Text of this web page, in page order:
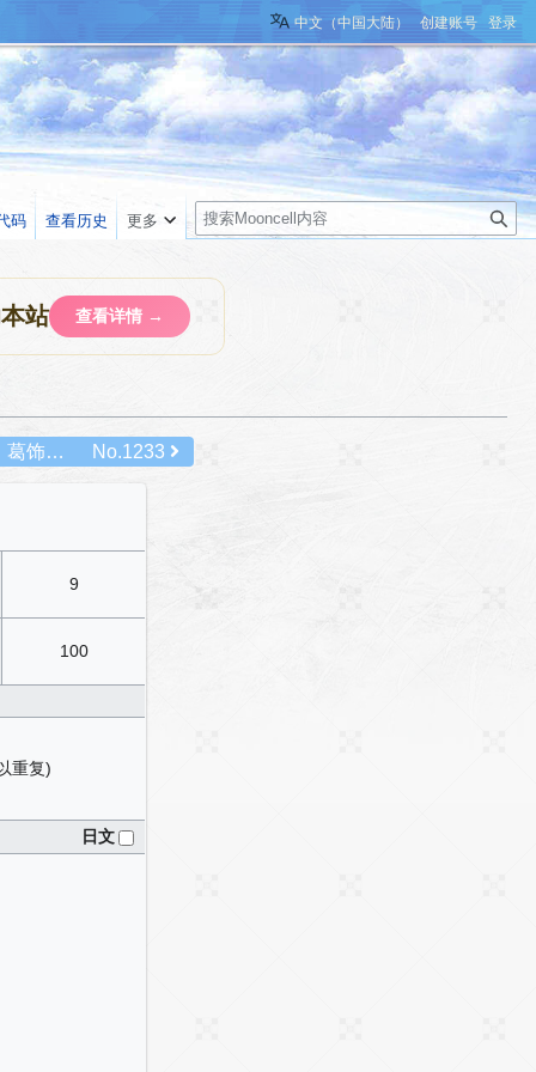
站 查看详情 →
No.1233
英灵纪行：葛饰北斋
9
100
重复)
日文
中文（中国大陆） 创建账号 登录
码 查看历史 更多
搜
索